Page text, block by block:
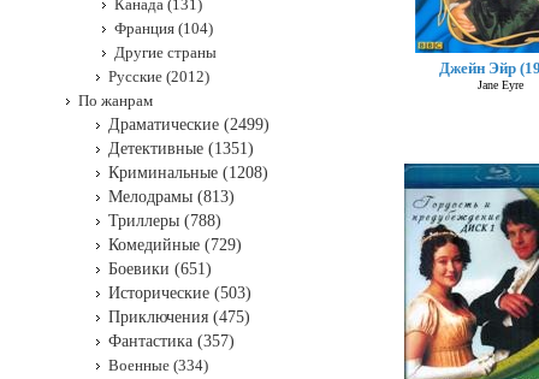
Джейн Эйр
Jane Eyre
Канада (131)
Франция (104)
Другие страны
Русские (2012)
По жанрам
Драматические (2499)
Детективные (1351)
Криминальные (1208)
Мелодрамы (813)
Триллеры (788)
Комедийные (729)
Боевики (651)
Исторические (503)
Приключения (475)
Фантастика (357)
Военные (334)